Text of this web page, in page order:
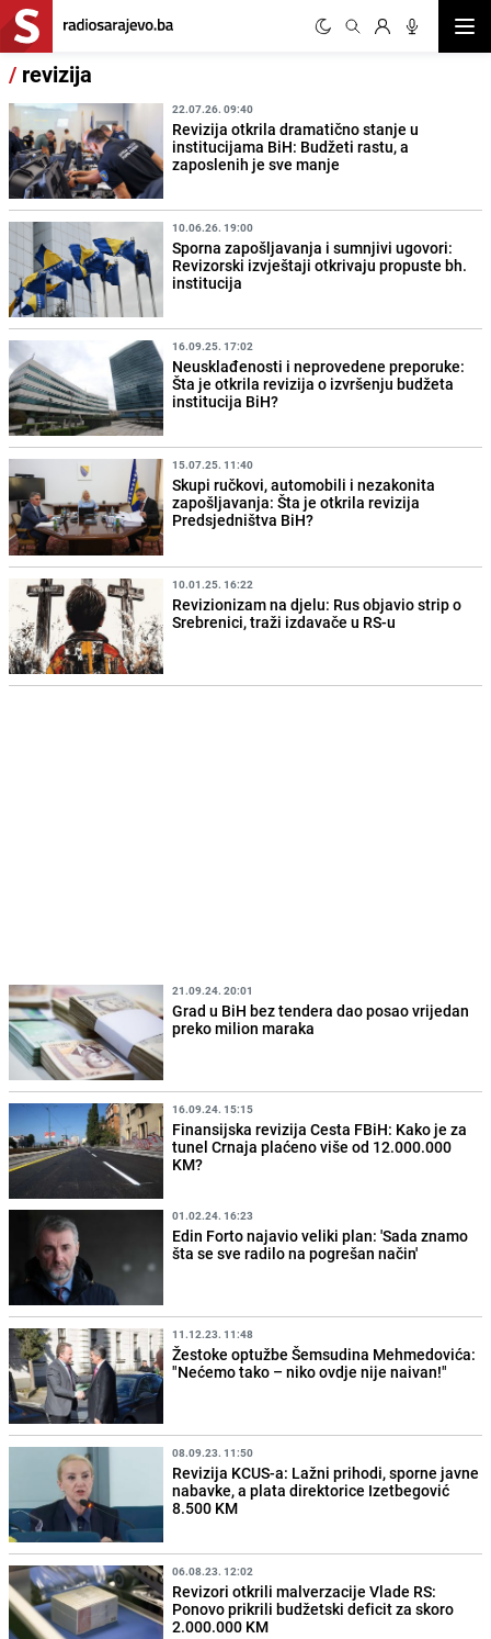
/ revizija
22.07.26. 09:40
Revizija otkrila dramatično stanje u
institucijama BiH: Budžeti rastu, a
zaposlenih je sve manje
10.06.26. 19:00
Sporna zapošljavanja i sumnjivi ugovori:
Revizorski izvještaji otkrivaju propuste bh.
institucija
16.09.25. 17:02
Neusklađenosti i neprovedene preporuke:
Šta je otkrila revizija o izvršenju budžeta
institucija BiH?
15.07.25. 11:40
Skupi ručkovi, automobili i nezakonita
zapošljavanja: Šta je otkrila revizija
Predsjedništva BiH?
10.01.25. 16:22
Revizionizam na djelu: Rus objavio strip o
Srebrenici, traži izdavače u RS-u
21.09.24. 20:01
Grad u BiH bez tendera dao posao vrijedan
preko milion maraka
16.09.24. 15:15
Finansijska revizija Cesta FBiH: Kako je za
tunel Crnaja plaćeno više od 12.000.000
KM?
01.02.24. 16:23
Edin Forto najavio veliki plan: 'Sada znamo
šta se sve radilo na pogrešan način'
11.12.23. 11:48
Žestoke optužbe Šemsudina Mehmedovića:
"Nećemo tako – niko ovdje nije naivan!"
08.09.23. 11:50
Revizija KCUS-a: Lažni prihodi, sporne javne
nabavke, a plata direktorice Izetbegović
8.500 KM
06.08.23. 12:02
Revizori otkrili malverzacije Vlade RS:
Ponovo prikrili budžetski deficit za skoro
2.000.000 KM